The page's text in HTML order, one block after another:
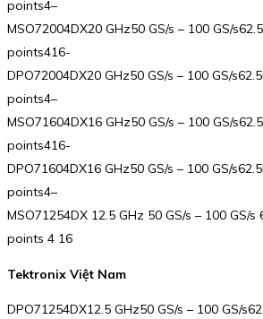
points4–
MSO72004DX20 GHz50 GS/s – 100 GS/
points416-
DPO72004DX20 GHz50 GS/s – 100 GS/
points4–
MSO71604DX16 GHz50 GS/s – 100 GS/
points416-
DPO71604DX16 GHz50 GS/s – 100 GS/
points4–
MSO71254DX 12.5 GHz 50 GS/s – 100 GS/s
points 4 16
Tektronix Việt Nam
DPO71254DX12.5 GHz50 GS/s – 100 GS/